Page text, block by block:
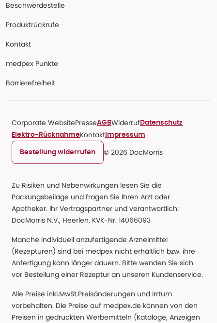
Beschwerdestelle
Produktrückrufe
Kontakt
medpex Punkte
Barrierefreiheit
Corporate WebsitePresseAGBWiderruf Datenschutz
Elektro-RücknahmeKontakt Impressum
Bestellung widerrufen © 2026 DocMorris
Zu Risiken und Nebenwirkungen lesen Sie die
Packungsbeilage und fragen Sie Ihren Arzt oder
Apotheker. Ihr Vertragspartner und verantwortlich:
DocMorris N.V., Heerlen, KVK-Nr. 14066093
Manche individuell anzufertigende Arzneimittel
(Rezepturen) sind bei medpex nicht erhältlich bzw. ihre
Anfertigung kann länger dauern. Bitte wenden Sie sich
vor Bestellung einer Rezeptur an unseren Kundenservice.
Alle Preise inkl.MwSt.Preisänderungen und Irrtum
vorbehalten. Die Preise auf medpex.de können von den
Preisen in gedruckten Werbemitteln (Kataloge, Anzeigen